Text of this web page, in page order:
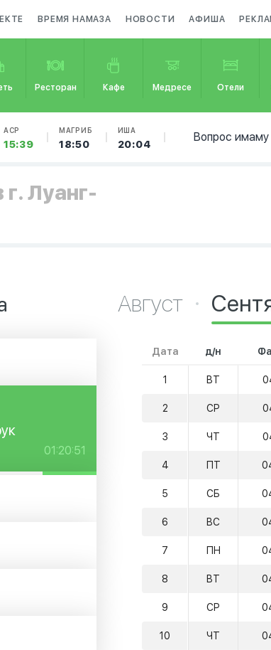
ВРЕМЯ НАМАЗА НОВОСТИ АФИША
Ресторан Кафе Медресе Отели
АСР
15:39
МАГРИБ
18:50
ИША
20:04
Вопрос имаму
Луанг-
01:20:51
Август
Дата д/н
1 ВТ
2 СР
3 ЧТ
4 ПТ
5 СБ
6 ВС
7 ПН
8 ВТ
9 СР
10 ЧТ